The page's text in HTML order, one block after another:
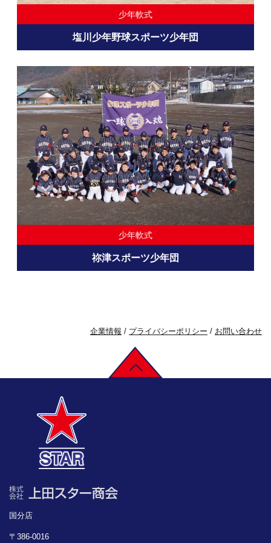
少年軟式
塩川少年野球スポーツ少年団
少年軟式
祢津スポーツ少年団
企業情報 / プライバシーポリシー / お問い合わせ
国分店
〒386-0016